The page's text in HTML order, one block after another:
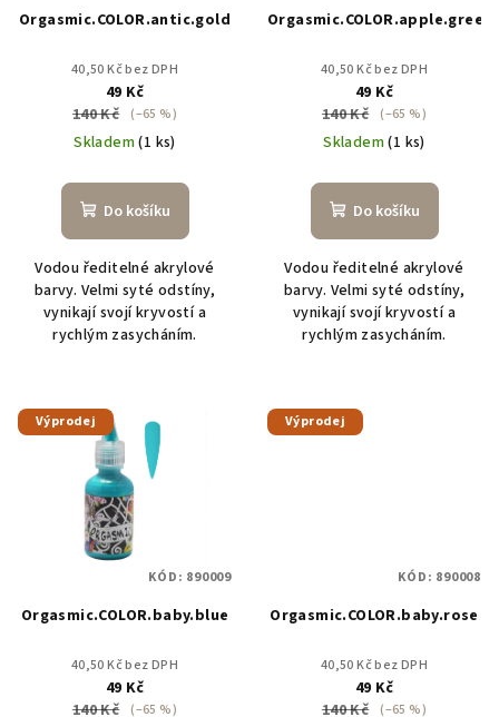
oOrgasmic.COLOR.antic.gold
40,50 Kč bez DPH
49 Kč
140 Kč
(–65 %)
Skladem(1 ks)
Do košíku
Vodou ředitelné akrylové
barvy. Velmi syté odstíny,
vynikají svojí kryvostí a
rychlým zasycháním.
Orgasmic.COLOR.apple.green
40,50 Kč bez DPH
49 Kč
140 Kč
(–65 %)
Skladem(1 ks)
Do košíku
Vodou ředitelné akrylové
barvy. Velmi syté odstíny,
vynikají svojí kryvostí a
rychlým zasycháním.
Výprodej
Orgasmic.COLOR.baby.blue
40,50 Kč bez DPH
49 Kč
140 Kč
(–65 %)
KÓD: 890009
Výprodej
Orgasmic.COLOR.baby.rose
40,50 Kč bez DPH
49 Kč
140 Kč
(–65 %)
KÓD: 890008